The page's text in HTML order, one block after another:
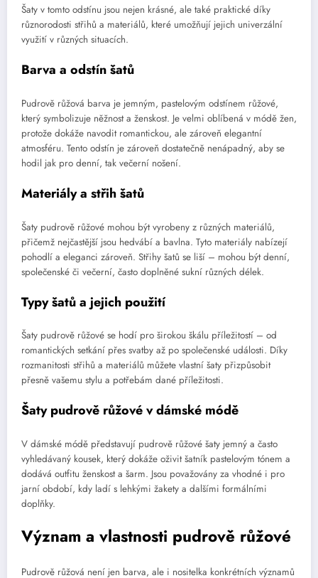
Šaty v tomto odstínu jsou nejen krásné, ale také praktické díky
různorodosti střihů a materiálů, které umožňují jejich univerzální
využití v různých situacích.
Barva a odstín šatů
Pudrově růžová barva je jemným, pastelovým odstínem růžové,
který symbolizuje něžnost a ženskost. Je velmi oblíbená v módě žen,
protože dokáže navodit romantickou, ale zároveň elegantní
atmosféru. Tento odstín je zároveň dostatečně nenápadný, aby se
hodil jak pro denní, tak večerní nošení.
Materiály a střih šatů
Šaty pudrově růžové mohou být vyrobeny z různých materiálů,
přičemž nejčastější jsou hedvábí a bavlna. Tyto materiály nabízejí
pohodlí a eleganci zároveň. Střihy šatů se liší – mohou být denní,
společenské či večerní, často doplněné sukní různých délek.
Typy šatů a jejich použití
Šaty pudrově růžové se hodí pro širokou škálu příležitostí – od
romantických setkání přes svatby až po společenské události. Díky
rozmanitosti střihů a materiálů můžete vlastní šaty přizpůsobit
přesně vašemu stylu a potřebám dané příležitosti.
Šaty pudrově růžové v dámské módě
V dámské módě představují pudrově růžové šaty jemný a často
vyhledávaný kousek, který dokáže oživit šatník pastelovým tónem a
dodává outfitu ženskost a šarm. Jsou považovány za vhodné i pro
jarní období, kdy ladí s lehkými žakety a dalšími formálními
doplňky.
Význam a vlastnosti pudrově růžové
Pudrově růžová není jen barva, ale i nositelka konkrétních významů